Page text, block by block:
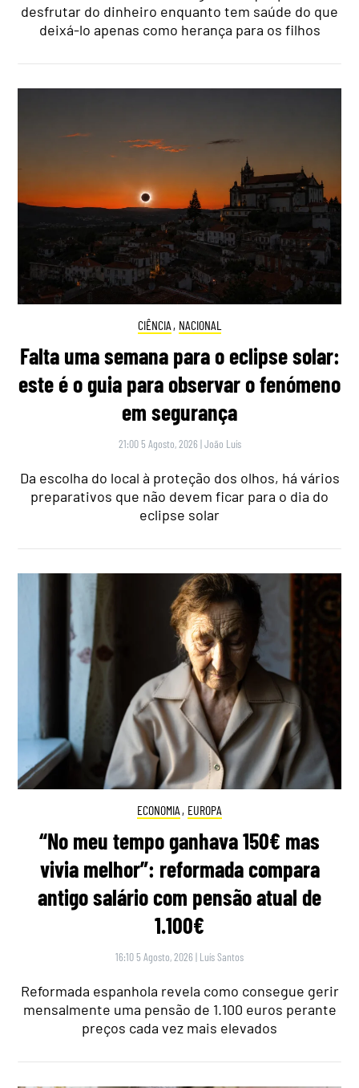
desfrutar do dinheiro enquanto tem saúde do que
deixá-lo apenas como herança para os filhos
CIÊNCIA , NACIONAL
Falta uma semana para o eclipse solar:
este é o guia para observar o fenómeno
em segurança
21:00 5 Agosto, 2026 |João Luís
Da escolha do local à proteção dos olhos, há vários
preparativos que não devem ficar para o dia do
eclipse solar
ECONOMIA , EUROPA
“No meu tempo ganhava 150€ mas
vivia melhor”: reformada compara
antigo salário com pensão atual de
1.100€
16:10 5 Agosto, 2026 | Luís Santos
Reformada espanhola revela como consegue gerir
mensalmente uma pensão de 1.100 euros perante
preços cada vez mais elevados